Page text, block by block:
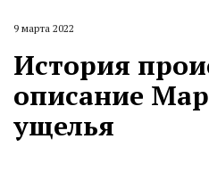
9 марта 2022
История
описание
ущелья